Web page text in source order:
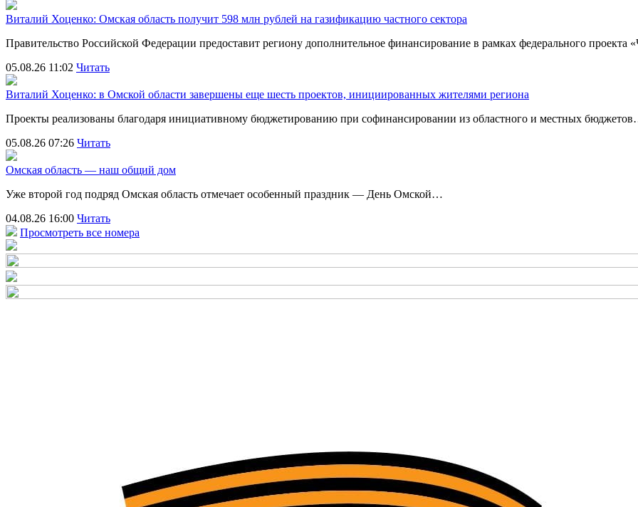
Виталий Хоценко: Омская область получит 598 млн рублей на газификацию частного сектора
Правительство Российской Федерации предоставит региону дополнительное финансирование в рамках федерального
05.08.26 11:02 Читать
Виталий Хоценко: в Омской области завершены еще шесть проектов, инициированных жителями региона
Проекты реализованы благодаря инициативному бюджетированию при софинансировании из областного и местных
05.08.26 07:26 Читать
Омская область — наш общий дом
Уже второй год подряд Омская область отмечает особенный праздник — День Омской…
04.08.26 16:00 Читать
Просмотреть все номера